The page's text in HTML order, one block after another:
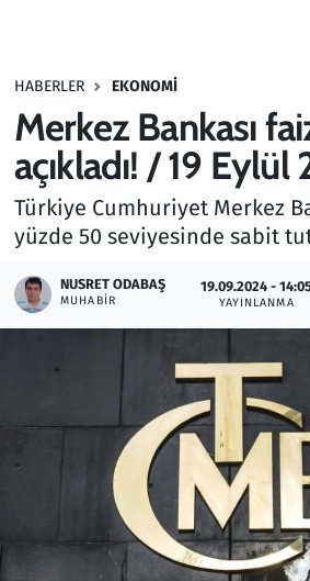
HABERLER EKONOMI
Merkez Bankası
açıkladı! / 19
Türkiye Cumhuriyet Merkez
yüzde 50 seviyesinde sabit
NUSRET ODABAŞ
MUHABIR
19.09.2024 -
YAYINLANMA
Haber
Kültür Sanat
Kurumsal Haberler
Otomobil
Oyun
Ramazan
Resmi İlanlar